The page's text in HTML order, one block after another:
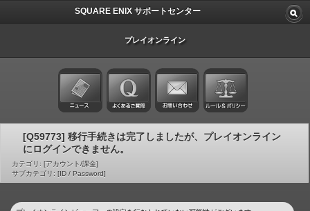
SQUARE ENIX サポートセンター
プレイオンライン
[Q59773] 移行手続きは完了しましたが、プレイオンライン
にログインできません。
カテゴリ: [アカウント/課金]
サブカテゴリ: [ID / Password]